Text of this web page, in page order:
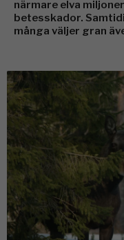
närmare elva
betesskador.
många väljer gran